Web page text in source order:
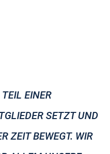
EINER
SETZT UND
ZEIT BEWEGT. WIR